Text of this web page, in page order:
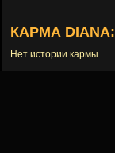
КАРМА DIANA:
Нет истории кармы.